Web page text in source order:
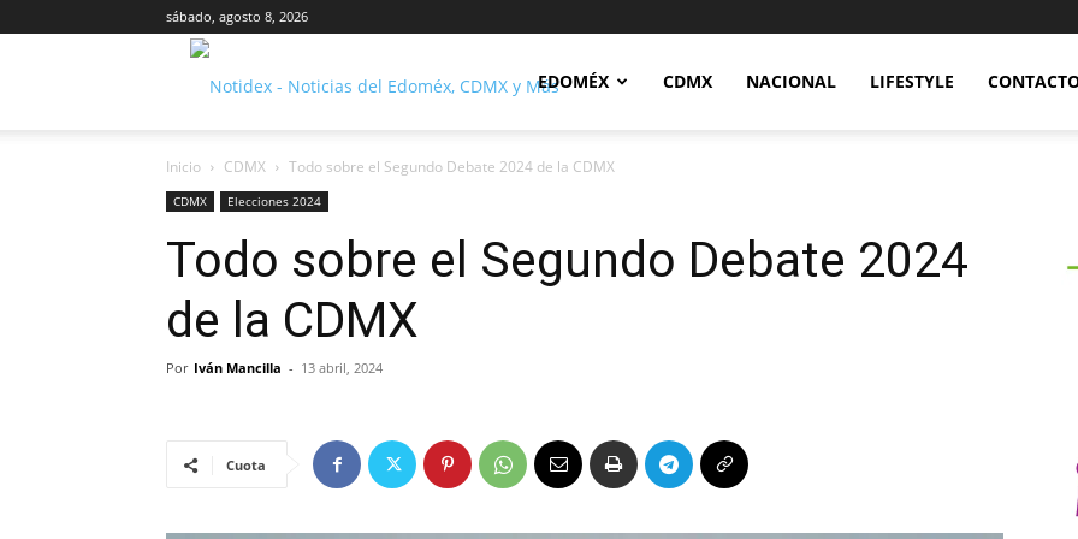
sábado, agosto 8, 2026
Notidex
EDOMÉX CDMX NACIONAL LIFESTYLE
Inicio CDMX Todo sobre el Segundo Debate 2024 de la CDMX
CDMX Elecciones 2024
Todo sobre el Segundo Debate 2024
de la CDMX
Por Iván Mancilla - 13 abril, 2024
Cuota